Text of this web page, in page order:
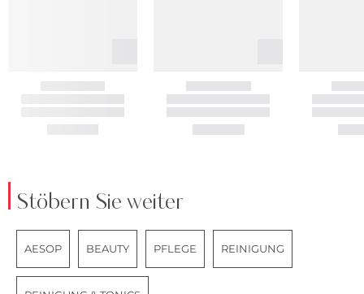
Stöbern Sie weiter
AESOP BEAUTY PFLEGE REINIGUNG